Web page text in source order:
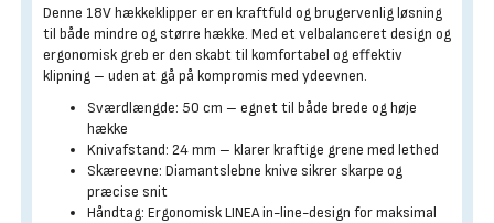
Denne 18V hækkeklipper er en kraftfuld og brugervenlig løsning
til både mindre og større hække. Med et velbalanceret design og
ergonomisk greb er den skabt til komfortabel og effektiv
klipning – uden at gå på kompromis med ydeevnen.
Sværdlængde: 50 cm – egnet til både brede og høje
hække
Knivafstand: 24 mm – klarer kraftige grene med lethed
Skæreevne: Diamantslebne knive sikrer skarpe og
præcise snit
Håndtag: Ergonomisk LINEA in-line-design for maksimal